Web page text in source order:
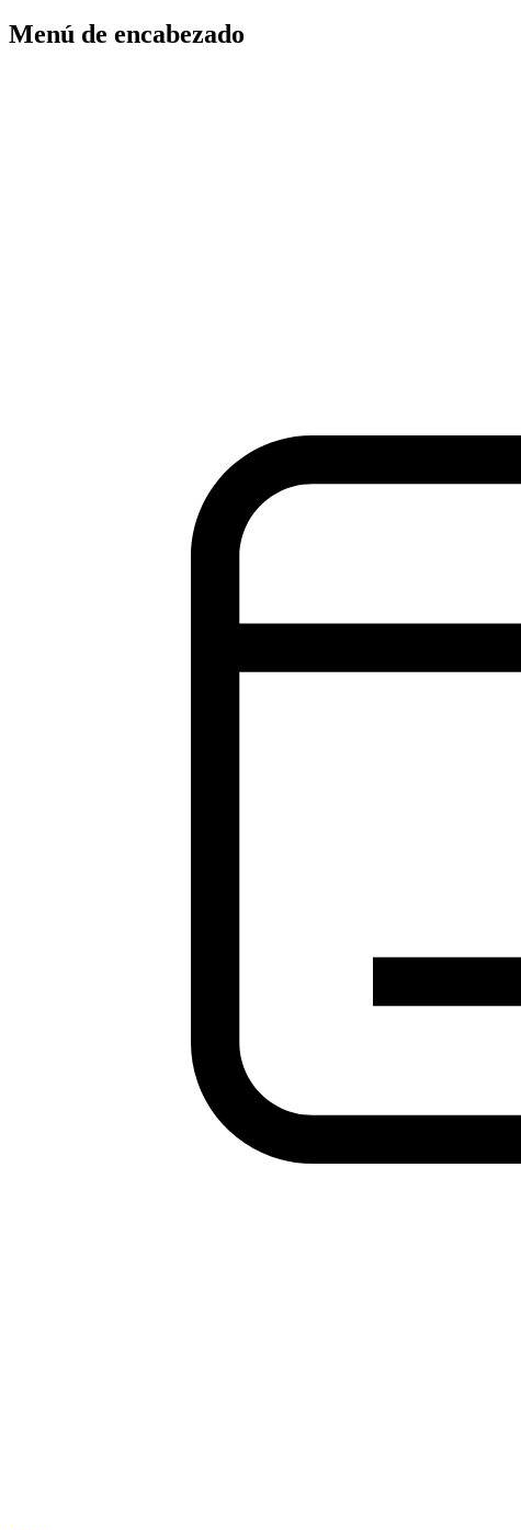
Menú de encabezado